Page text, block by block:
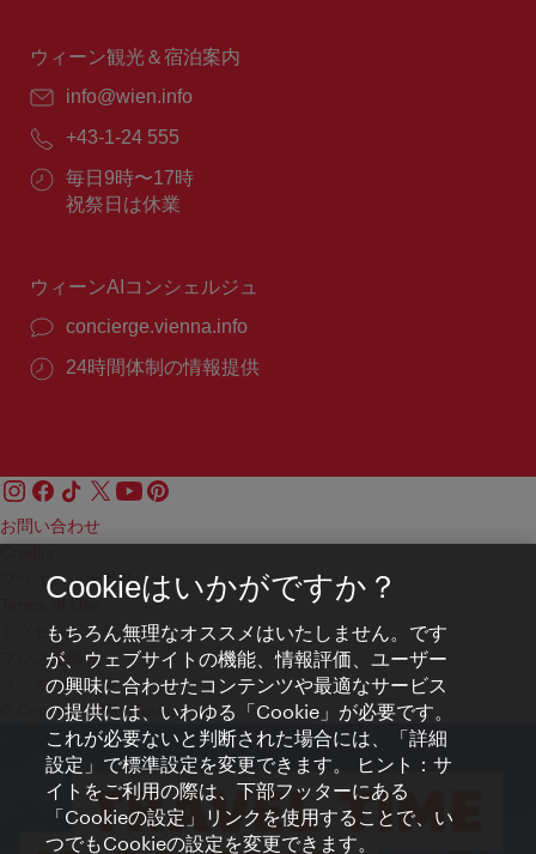
間：
ウィーン観光＆宿泊案内
E
ー
ル：
info@wien.info
電
番
号：
+43-1-24 555
営
業
毎日9時〜17時
祝祭日は休業
ウィーンAIコンシェルジュ
concierge.vienna.info
24時間体制の情報提供
お問い合わせ
プライバシーポリシー
アクセシビリティ
プレス連絡先
クッキーの設定
© Copyright WienTourismus
Cookieはいかがですか？
もちろん無理なオススメはいたしません。です
が、ウェブサイトの機能、情報評価、ユーザー
の興味に合わせたコンテンツや最適なサービス
の提供には、いわゆる「Cookie」が必要です。
これが必要ないと判断された場合には、「詳細
設定」で標準設定を変更できます。 ヒント：サ
イトをご利用の際は、下部フッターにある
「Cookieの設定」リンクを使用することで、い
つでもCookieの設定を変更できます。